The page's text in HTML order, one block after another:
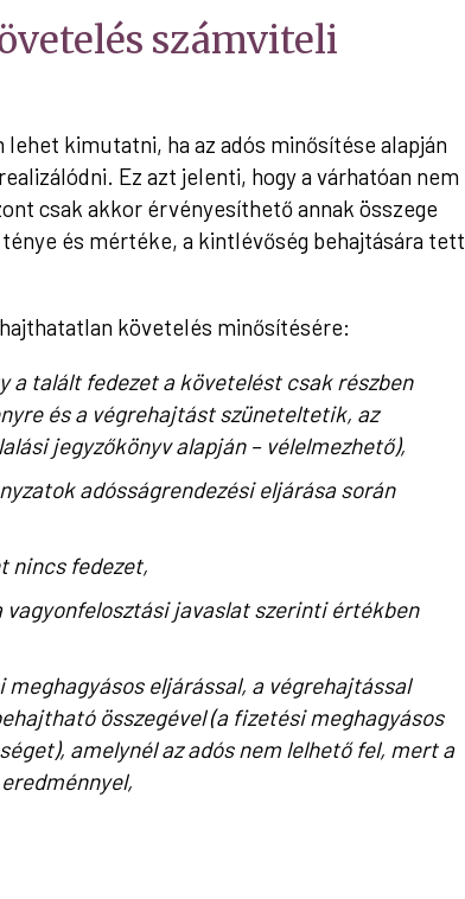
számviteli
kimutatni, ha az adós minősítése alapján
Ez azt jelenti, hogy a várhatóan nem
csak akkor érvényesíthető annak összege
és mértéke, a kintlévőség behajtására tett
követelés minősítésére:
a talált fedezet a követelést csak részben
és a végrehajtást szüneteltetik, az
jegyzőkönyv alapján – vélelmezhető),
adósságrendezési eljárása során
nincs fedezet,
vagyonfelosztási javaslat szerinti értékben
eljárással, a végrehajtással
összegével (a fizetési meghagyásos
amelynél az adós nem lelhető fel, mert a